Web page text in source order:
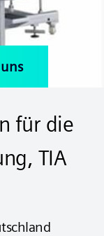
für die
TIA